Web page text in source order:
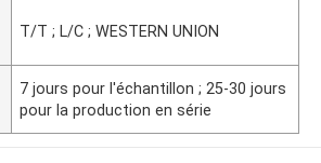
T/T ; L/C ; WESTERN UNION
7 jours pour l'échantillon ; 25-30 jours
pour la production en série